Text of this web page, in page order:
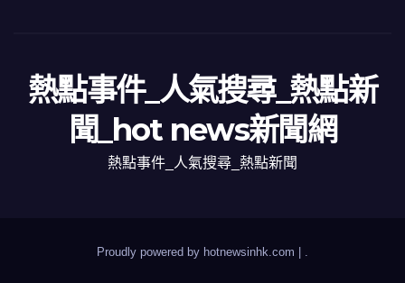
熱點事件_人氣搜尋_熱點新
聞_hot news新聞網
熱點事件_人氣搜尋_熱點新聞
Proudly powered by hotnewsinhk.com |